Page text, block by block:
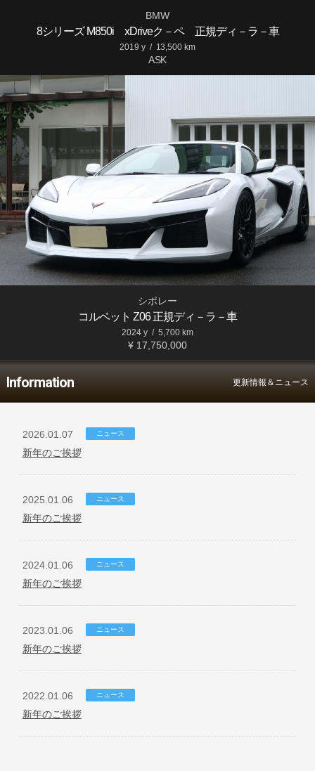
BMW
8シリーズ M850i xDriveク－ペ 正規ディ－ラ－車
2019 y / 13,500 km
ASK
シボレー
コルベット Z06 正規ディ－ラ－車
2024 y / 5,700 km
¥ 17,750,000
Information 更新情報＆ニュース
2026.01.07 ニュース
新年のご挨拶
2025.01.06 ニュース
新年のご挨拶
2024.01.06 ニュース
新年のご挨拶
2023.01.06 ニュース
新年のご挨拶
2022.01.06 ニュース
新年のご挨拶